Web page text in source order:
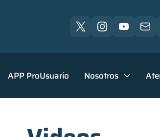
APP ProUsuario Nosotros